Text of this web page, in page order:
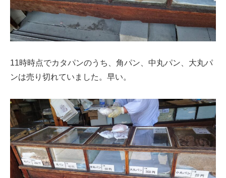
11時時点でカタパンのうち、角パン、中丸パン、大丸パ
ンは売り切れていました。早い。